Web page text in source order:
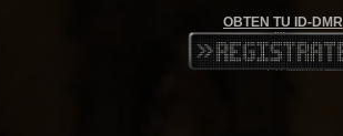
OBTEN TU ID-DMR